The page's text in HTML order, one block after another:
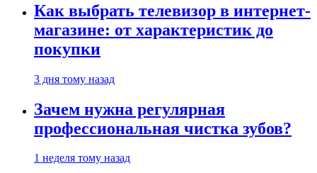
Как выбрать телевизор в интернет-
магазине: от характеристик до
покупки
3 дня тому назад
Зачем нужна регулярная
профессиональная чистка зубов?
1 неделя тому назад